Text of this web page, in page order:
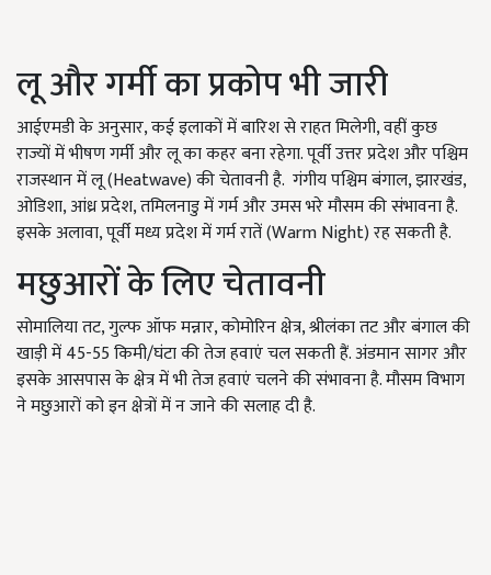
लू और गर्मी का प्रकोप भी जारी
आईएमडी के अनुसार, कई इलाकों में बारिश से राहत मिलेगी, वहीं कुछ
राज्यों में भीषण गर्मी और लू का कहर बना रहेगा. पूर्वी उत्तर प्रदेश और पश्चिम
राजस्थान में लू (Heatwave) की चेतावनी है. गंगीय पश्चिम बंगाल, झारखंड,
ओडिशा, आंध्र प्रदेश, तमिलनाडु में गर्म और उमस भरे मौसम की संभावना है.
इसके अलावा, पूर्वी मध्य प्रदेश में गर्म रातें (Warm Night) रह सकती है.
मछुआरों के लिए चेतावनी
सोमालिया तट, गुल्फ ऑफ मन्नार, कोमोरिन क्षेत्र, श्रीलंका तट और बंगाल की
खाड़ी में 45-55 किमी/घंटा की तेज हवाएं चल सकती हैं. अंडमान सागर और
इसके आसपास के क्षेत्र में भी तेज हवाएं चलने की संभावना है. मौसम विभाग
ने मछुआरों को इन क्षेत्रों में न जाने की सलाह दी है.